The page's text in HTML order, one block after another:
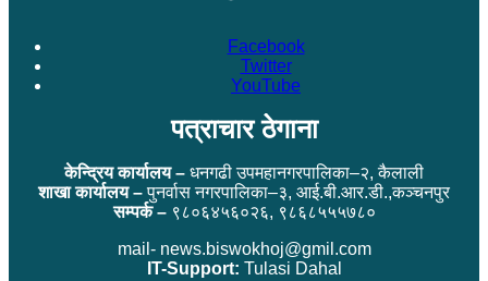
Facebook
Twitter
YouTube
पत्राचार ठेगाना
केन्द्रिय कार्यालय – धनगढी उपमहानगरपालिका–२, कैलाली
शाखा कार्यालय –पुनर्वास नगरपालिका–३, आई.बी.आर.डी.,कञ्चनपुर
सम्पर्क –९८०६४५६०२६, ९८६८५५५७८०
mail- news.biswokhoj@gmil.com
IT-Support: Tulasi Dahal